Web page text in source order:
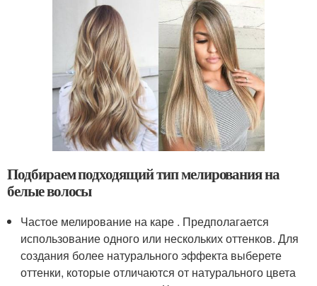
Подбираем подходящий тип мелирования на
белые волосы
Частое мелирование на каре . Предполагается
использование одного или нескольких оттенков. Для
создания более натурального эффекта выберете
оттенки, которые отличаются от натурального цвета